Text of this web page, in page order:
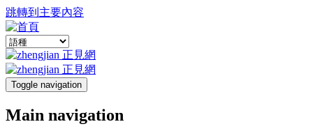
跳轉到主要內容
Toggle navigation
Main navigation